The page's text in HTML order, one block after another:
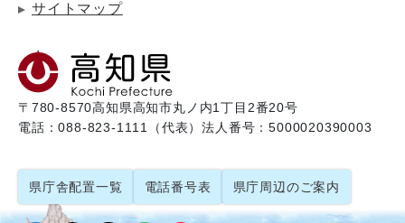
サイトマップ
〒780-8570高知県高知市丸ノ内1丁目2番20号
電話：088-823-1111（代表）法人番号：5000020390003
県庁舎配置一覧 電話番号表 県庁周辺のご案内